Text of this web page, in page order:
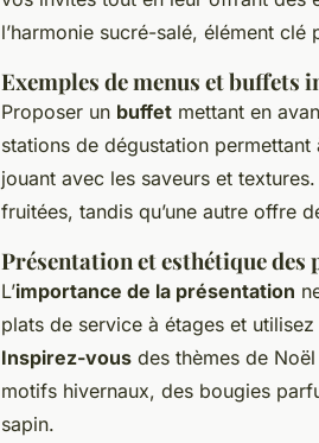
l’harmonie sucré-salé, élément clé
Exemples de menus et buffets
Proposer un buffet mettant en
stations de dégustation
jouant avec les saveurs et
fruitées, tandis qu’une autre offre
Présentation et esthétique des
L’importance de la présentation
plats de service à étages et
Inspirez-vous des thèmes de
motifs hivernaux, des bougies
sapin.